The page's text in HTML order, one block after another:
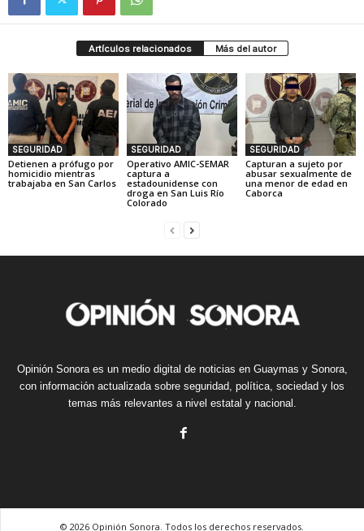
Artículos relacionados Más del autor
SEGURIDAD
Detienen a prófugo por
homicidio mientras
trabajaba en San Carlos
SEGURIDAD
Operativo AMIC-SEMAR
captura a
estadounidense con
droga en San Luis Río
Colorado
SEGURIDAD
Capturan a sujeto por
abusar sexualmente de
una menor de edad en
Caborca
Opinión Sonora es un medio digital de noticias en Guaymas y Sonora,
con información actualizada sobre seguridad, política, sociedad y los
temas más relevantes a nivel estatal y nacional.
© 2026 Opinión Sonora. Todos los derechos reservados.